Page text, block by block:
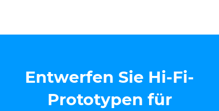
Entwerfen Sie Hi-Fi-
Prototypen für